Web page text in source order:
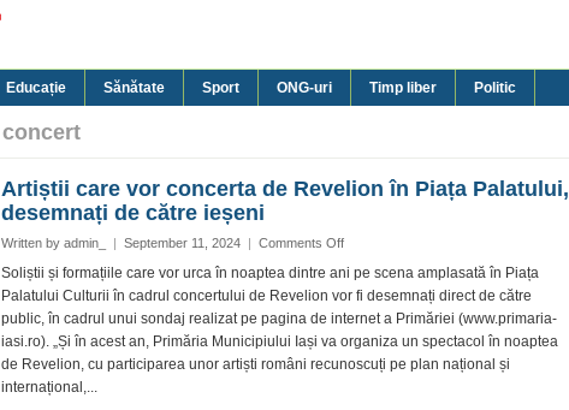
Educație Sănătate Sport ONG-uri Timp liber Politic
concert
Artiștii care vor concerta de Revelion în Piața Palatului,
desemnați de către ieșeni
Written by admin_ | September 11, 2024 | Comments Offon
care
vor
concerta
de
Revelion
Soliștii și formațiile care vor urca în noaptea dintre ani pe scena amplasată în Piața
Palatului Culturii în cadrul concertului de Revelion vor fi desemnați direct de către
public, în cadrul unui sondaj realizat pe pagina de internet a Primăriei (www.primaria-
iasi.ro). „Și în acest an, Primăria Municipiului Iași va organiza un spectacol în noaptea
de Revelion, cu participarea unor artiști români recunoscuți pe plan național și
internațional,...